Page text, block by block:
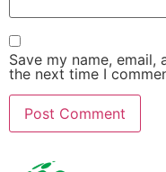
Save my name,
the next time I